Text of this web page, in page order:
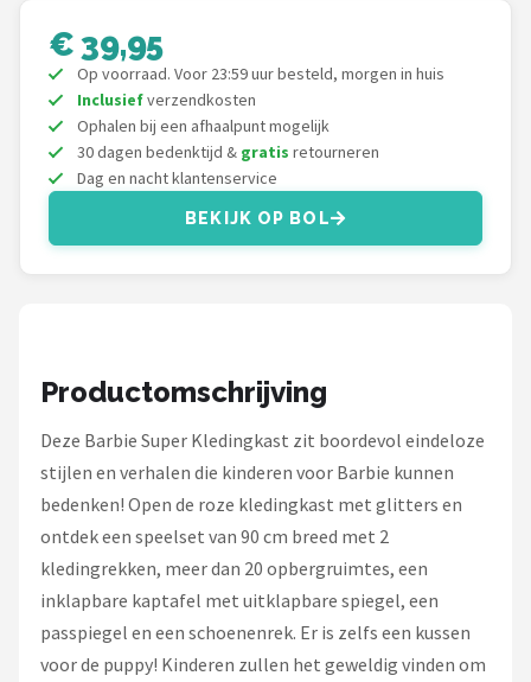
Rainbow High
Disney
Corolle
Heless
Alle merken →
€ 39,95
Op voorraad. Voor 23:59 uur besteld, morgen in huis
Inclusiefverzendkosten
Ophalen bij een afhaalpunt mogelijk
30 dagen bedenktijd & gratis retourneren
Dag en nacht klantenservice
BEKIJK OP BOL
Productomschrijving
Deze Barbie Super Kledingkast zit boordevol eindeloze
stijlen en verhalen die kinderen voor Barbie kunnen
bedenken! Open de roze kledingkast met glitters en
ontdek een speelset van 90 cm breed met 2
kledingrekken, meer dan 20 opbergruimtes, een
inklapbare kaptafel met uitklapbare spiegel, een
passpiegel en een schoenenrek. Er is zelfs een kussen
voor de puppy! Kinderen zullen het geweldig vinden om